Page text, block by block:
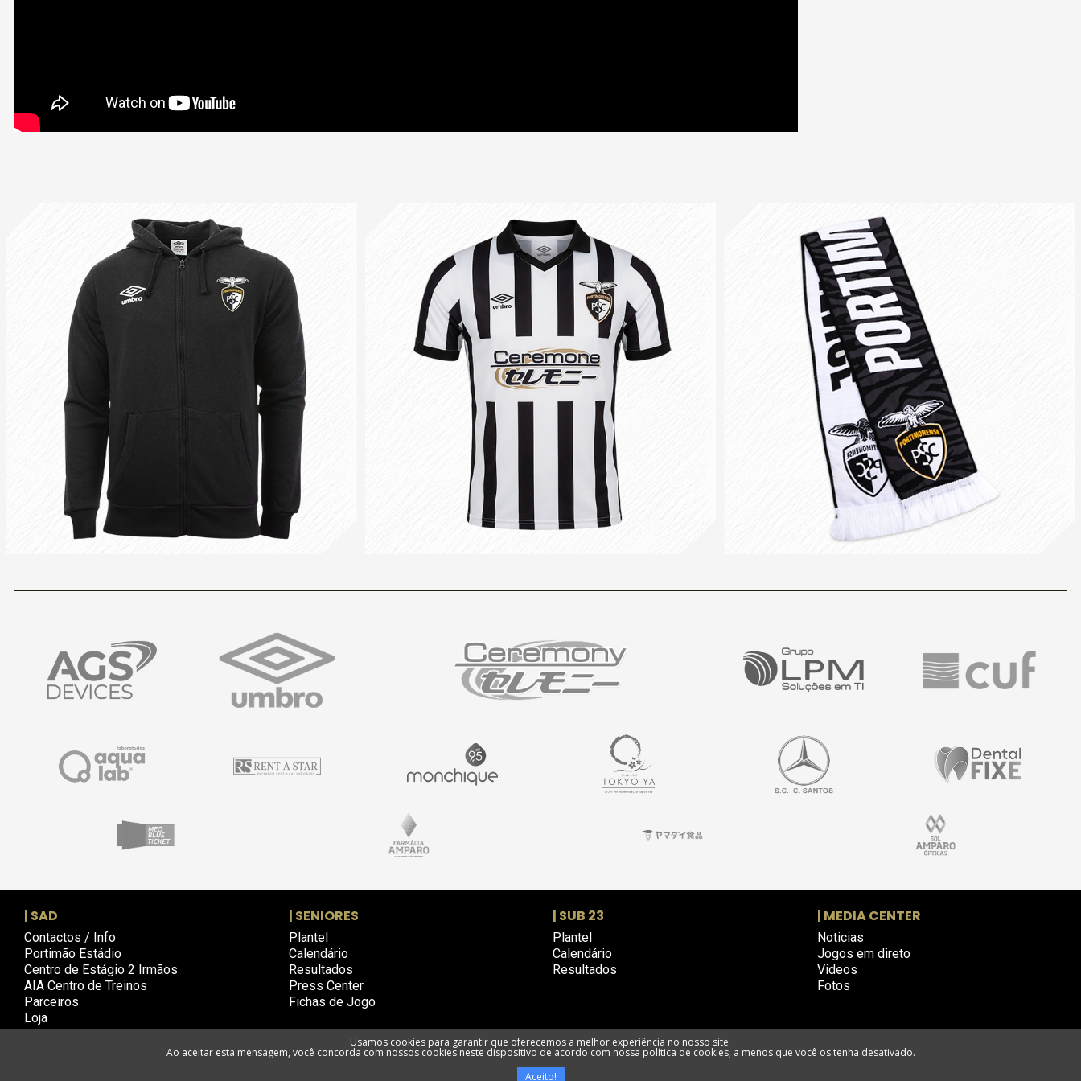
| SAD
Contactos / Info
Portimão Estádio
Centro de Estágio 2 Irmãos
AIA Centro de Treinos
Parceiros
Loja
| SENIORES
Plantel
Calendário
Resultados
Press Center
Fichas de Jogo
| SUB 23
Plantel
Calendário
Resultados
| MEDIA CENTER
Noticias
Jogos em direto
Videos
Fotos
Política de privacidade Termos e condições Utilização de cookies Livro de Reclamações
Usamos cookies para garantir que oferecemos a melhor experiência no nosso site.
Ao aceitar esta mensagem, você concorda com nossos cookies neste dispositivo de acordo com nossa política de cookies, a menos que você os tenha desativado.
Aceito!